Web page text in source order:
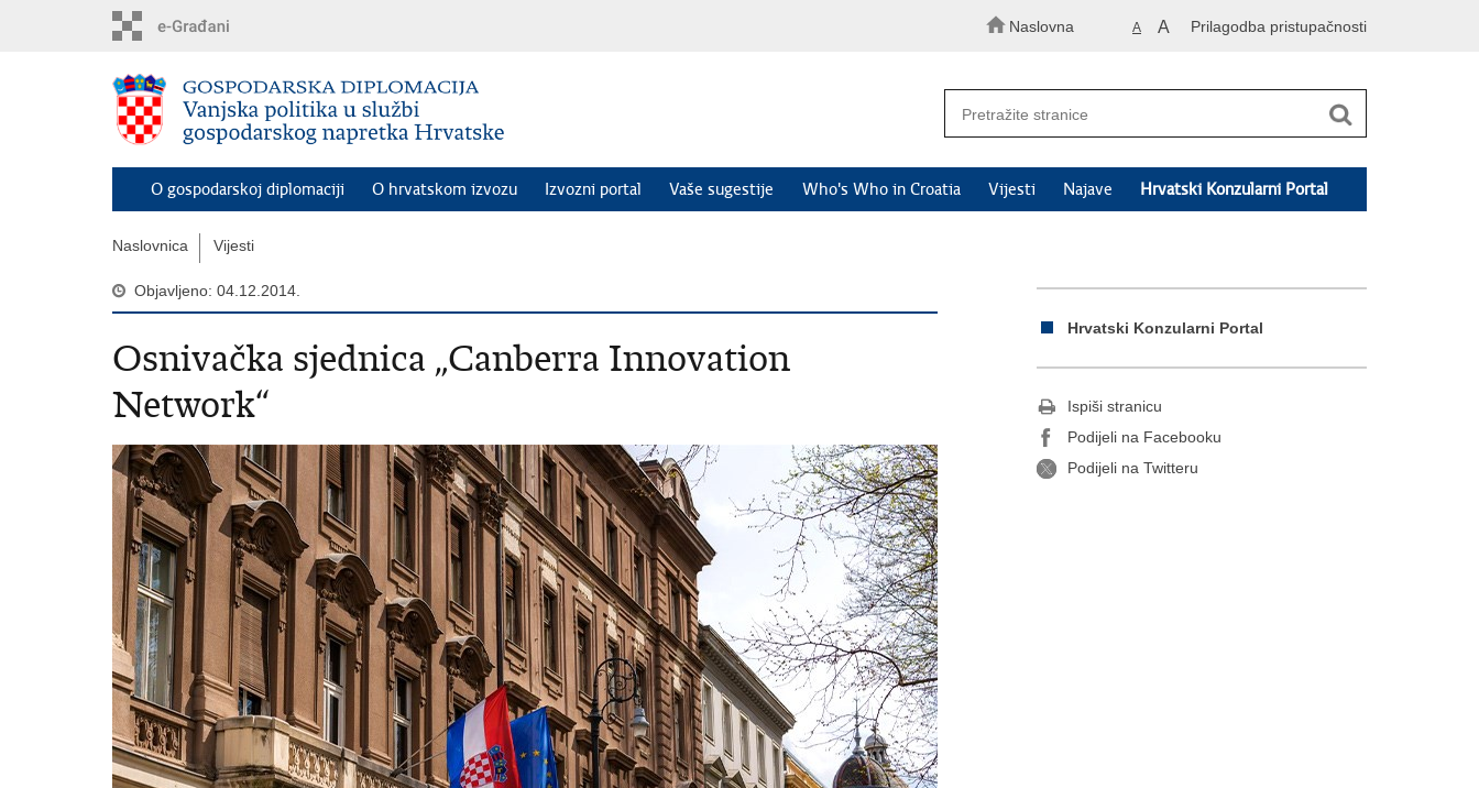
Naslovna A A Prilagodba pristupačnosti
O gospodarskoj diplomaciji O hrvatskom izvozu Izvozni portal Vaše sugestije Who's Who in Croatia Vijesti Najave Hrvatski Konzularni Portal
Naslovnica Vijesti
Objavljeno: 04.12.2014.
Osnivačka sjednica „Canberra Innovation
Network“
Hrvatski Konzularni Portal
Ispiši stranicu
Podijeli na Facebooku
Podijeli na Twitteru